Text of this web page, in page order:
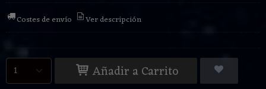
Costes de envío Ver descripción
Añadir a Carrito